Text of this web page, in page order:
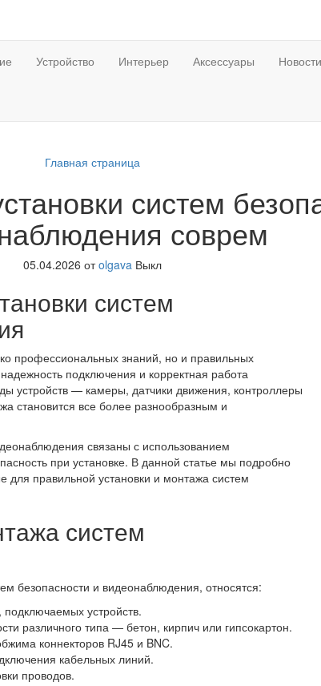
Устройство Интерьер Аксессуары Новости
Главная страница
систем
соврем
05.04.2026 от olgava Выкл
систем
профессиональных знаний, но и правильных
подключения и корректная работа
устройств — камеры, датчики движения, контроллеры
становится все более разнообразным и
связаны с использованием
при установке. В данной статье мы подробно
правильной установки и монтажа систем
систем
безопасности и видеонаблюдения, относятся:
устройств.
различного типа — бетон, кирпич или гипсокартон.
коннекторов RJ45 и BNC.
кабельных линий.
проводов.